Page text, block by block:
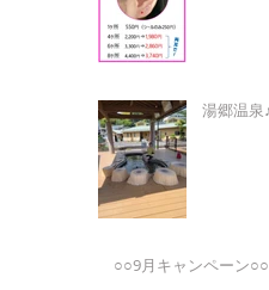
湯郷温泉♪
○○9月キャンペーン○○